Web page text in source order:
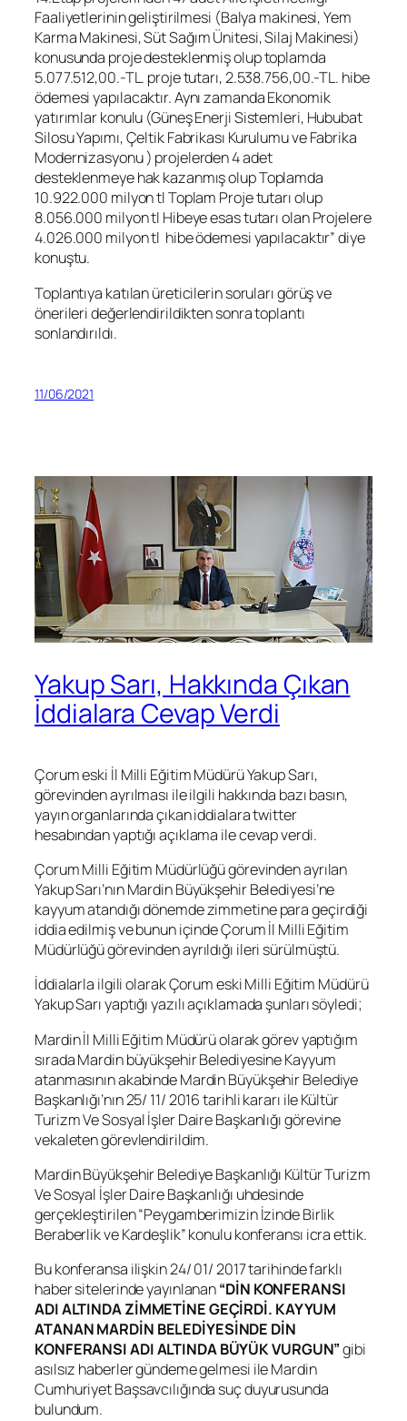
Faaliyetlerinin geliştirilmesi (Balya makinesi, Yem
Karma Makinesi, Süt Sağım Ünitesi, Silaj Makinesi)
konusunda proje desteklenmiş olup toplamda
5.077.512,00.-TL. proje tutarı, 2.538.756,00.-TL. hibe
ödemesi yapılacaktır. Aynı zamanda Ekonomik
yatırımlar konulu (Güneş Enerji Sistemleri, Hububat
Silosu Yapımı, Çeltik Fabrikası Kurulumu ve Fabrika
Modernizasyonu ) projelerden 4 adet
desteklenmeye hak kazanmış olup Toplamda
10.922.000 milyon tl Toplam Proje tutarı olup
8.056.000 milyon tl Hibeye esas tutarı olan Projelere
4.026.000 milyon tl hibe ödemesi yapılacaktır” diye
konuştu.
Toplantıya katılan üreticilerin soruları görüş ve
önerileri değerlendirildikten sonra toplantı
sonlandırıldı.
11/06/2021
Yakup Sarı, Hakkında Çıkan
İddialara Cevap Verdi
Çorum eski İl Milli Eğitim Müdürü Yakup Sarı,
görevinden ayrılması ile ilgili hakkında bazı basın,
yayın organlarında çıkan iddialara twitter
hesabından yaptığı açıklama ile cevap verdi.
Çorum Milli Eğitim Müdürlüğü görevinden ayrılan
Yakup Sarı’nın Mardin Büyükşehir Belediyesi’ne
kayyum atandığı dönemde zimmetine para geçirdiği
iddia edilmiş ve bunun içinde Çorum İl Milli Eğitim
Müdürlüğü görevinden ayrıldığı ileri sürülmüştü.
İddialarla ilgili olarak Çorum eski Milli Eğitim Müdürü
Yakup Sarı yaptığı yazılı açıklamada şunları söyledi;
Mardin İl Milli Eğitim Müdürü olarak görev yaptığım
sırada Mardin büyükşehir Belediyesine Kayyum
atanmasının akabinde Mardin Büyükşehir Belediye
Başkanlığı’nın 25/ 11/ 2016 tarihli kararı ile Kültür
Turizm Ve Sosyal İşler Daire Başkanlığı görevine
vekaleten görevlendirildim.
Mardin Büyükşehir Belediye Başkanlığı Kültür Turizm
Ve Sosyal İşler Daire Başkanlığı uhdesinde
gerçekleştirilen “Peygamberimizin İzinde Birlik
Beraberlik ve Kardeşlik” konulu konferansı icra ettik.
Bu konferansa ilişkin 24/ 01/ 2017 tarihinde farklı
haber sitelerinde yayınlanan“DİN KONFERANSI
ADI ALTINDA ZİMMETİNE GEÇİRDİ. KAYYUM
ATANAN MARDİN BELEDİYESİNDE DİN
KONFERANSI ADI ALTINDA BÜYÜK VURGUN”gibi
asılsız haberler gündeme gelmesi ile Mardin
Cumhuriyet Başsavcılığında suç duyurusunda
bulundum.